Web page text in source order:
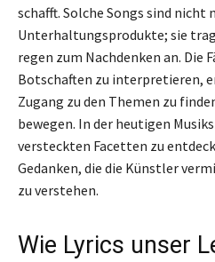
schafft. Solche Songs sind nicht
Unterhaltungsprodukte; sie
regen zum Nachdenken an. Die
Botschaften zu interpretieren,
Zugang zu den Themen zu
bewegen. In der heutigen
versteckten Facetten zu
Gedanken, die die Künstler
zu verstehen.
Wie Lyrics unser